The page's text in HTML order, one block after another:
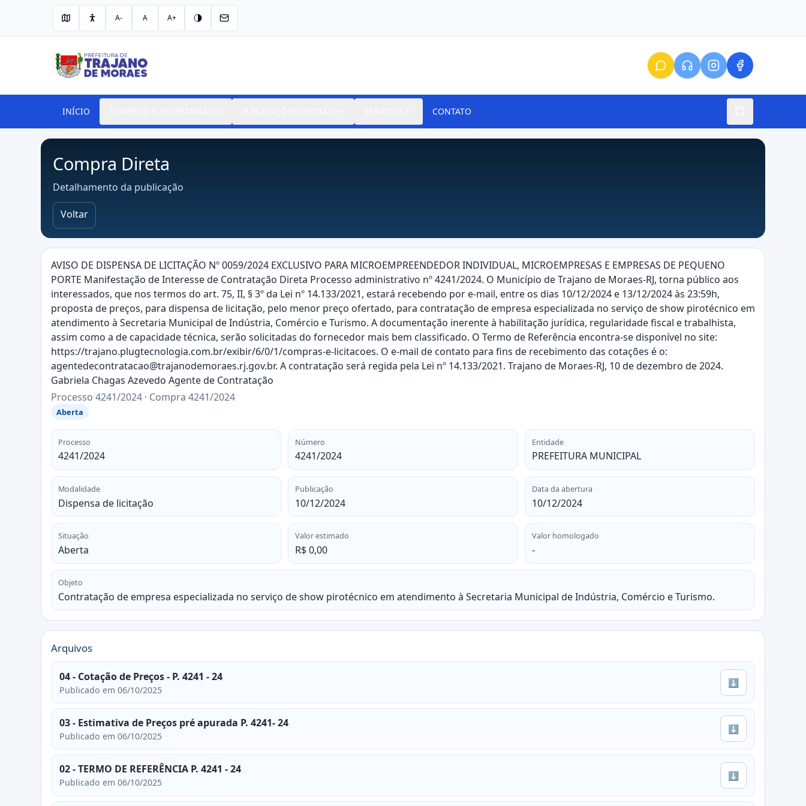
A- A A+
INÍCIO CONTATO
Compra Direta
Detalhamento da publicação
Voltar
AVISO DE DISPENSA DE LICITAÇÃO Nº 0059/2024 EXCLUSIVO PARA MICROEMPREENDEDOR INDIVIDUAL, MICROEMPRESAS E EMPRESAS DE PEQUENO
PORTE Manifestação de Interesse de Contratação Direta Processo administrativo nº 4241/2024. O Município de Trajano de Moraes-RJ, torna público aos
interessados, que nos termos do art. 75, II, § 3º da Lei nº 14.133/2021, estará recebendo por e-mail, entre os dias 10/12/2024 e 13/12/2024 às 23:59h,
proposta de preços, para dispensa de licitação, pelo menor preço ofertado, para contratação de empresa especializada no serviço de show pirotécnico em
atendimento à Secretaria Municipal de Indústria, Comércio e Turismo. A documentação inerente à habilitação jurídica, regularidade fiscal e trabalhista,
assim como a de capacidade técnica, serão solicitadas do fornecedor mais bem classificado. O Termo de Referência encontra-se disponível no site:
https://trajano.plugtecnologia.com.br/exibir/6/0/1/compras-e-licitacoes. O e-mail de contato para fins de recebimento das cotações é o:
agentedecontratacao@trajanodemoraes.rj.gov.br. A contratação será regida pela Lei nº 14.133/2021. Trajano de Moraes-RJ, 10 de dezembro de 2024.
Gabriela Chagas Azevedo Agente de Contratação
Processo 4241/2024 · Compra 4241/2024
Aberta
Processo
4241/2024
Número
4241/2024
Entidade
PREFEITURA MUNICIPAL
Modalidade
Dispensa de licitação
Publicação
10/12/2024
Data da abertura
10/12/2024
Situação
Aberta
Valor estimado
R$ 0,00
Valor homologado
-
Objeto
Contratação de empresa especializada no serviço de show pirotécnico em atendimento à Secretaria Municipal de Indústria, Comércio e Turismo.
Arquivos
04 - Cotação de Preços - P. 4241 - 24
Publicado em 06/10/2025
⬇
03 - Estimativa de Preços pré apurada P. 4241- 24
Publicado em 06/10/2025
⬇
02 - TERMO DE REFERÊNCIA P. 4241 - 24
Publicado em 06/10/2025
⬇